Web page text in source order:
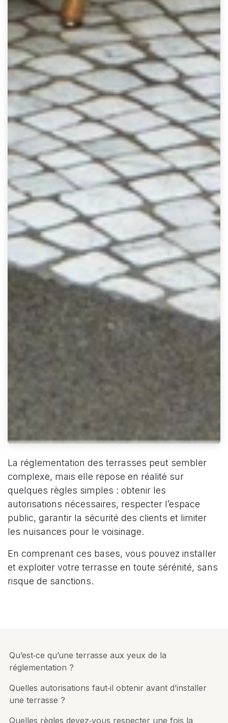
La réglementation des terrasses peut sembler
complexe, mais elle repose en réalité sur
quelques règles simples : obtenir les
autorisations nécessaires, respecter l’espace
public, garantir la sécurité des clients et limiter
les nuisances pour le voisinage.
En comprenant ces bases, vous pouvez installer
et exploiter votre terrasse en toute sérénité, sans
risque de sanctions.
Qu’est‑ce qu’une terrasse aux yeux de la
réglementation ?
Quelles autorisations faut‑il obtenir avant d’installer
une terrasse ?
Quelles règles devez‑vous respecter une fois la